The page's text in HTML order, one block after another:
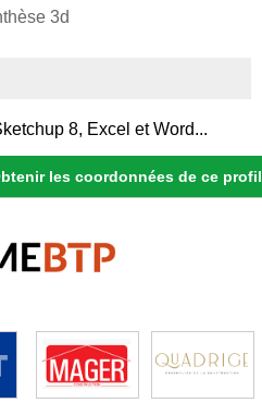
3d
8, Excel et Word...
les coordonnées de ce profil